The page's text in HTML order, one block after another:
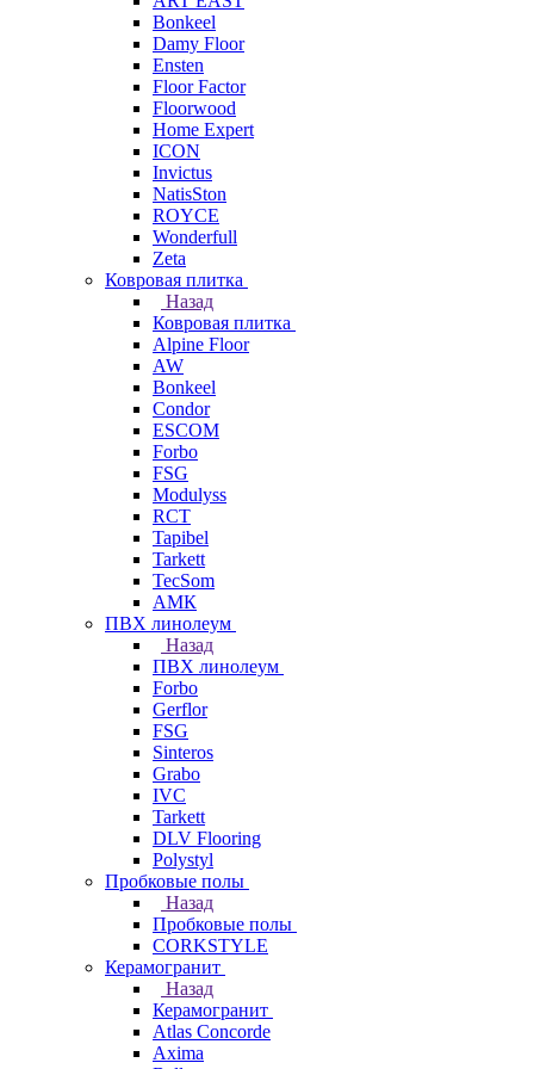
Bonkeel
Damy Floor
Ensten
Floor Factor
Floorwood
Home Expert
ICON
Invictus
NatisSton
ROYCE
Wonderfull
Zeta
Ковровая плитка
Назад
Ковровая плитка
Alpine Floor
AW
Bonkeel
Condor
ESCOM
Forbo
FSG
Modulyss
RCT
Tapibel
Tarkett
TecSom
АМК
ПВХ линолеум
Назад
ПВХ линолеум
Forbo
Gerflor
FSG
Sinteros
Grabo
IVC
Tarkett
DLV Flooring
Polystyl
Пробковые полы
Назад
Пробковые полы
CORKSTYLE
Керамогранит
Назад
Керамогранит
Atlas Concorde
Axima